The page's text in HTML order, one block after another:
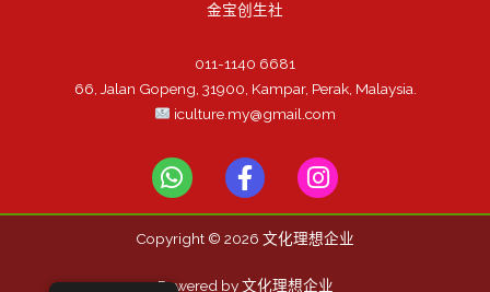
金宝创生社
011-1140 6681
66, Jalan Gopeng, 31900, Kampar, Perak, Malaysia.
iculture.my@gmail.com
W
h
a
F
a
c
I
n
s
Copyright © 2026 文化理想企业
Powered by 文化理想企业